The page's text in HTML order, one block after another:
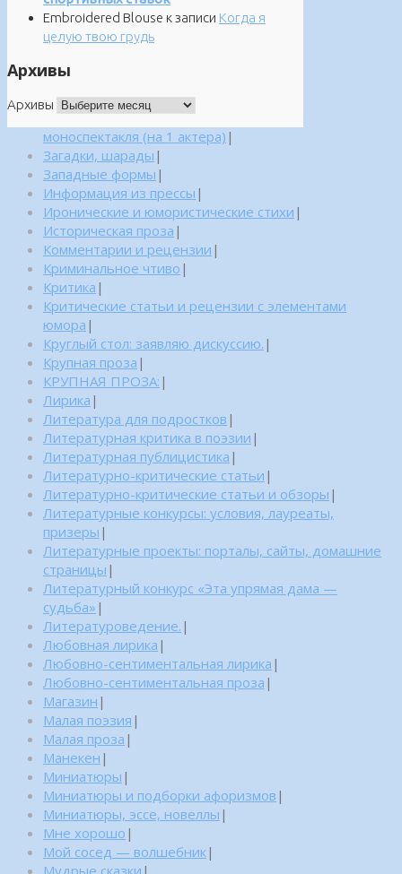
Embroidered Blouse к записи Когда я
целую твою грудь
Архивы
Архивы
моноспектакля (на 1 актера) |
Загадки, шарады |
Западные формы |
Информация из прессы |
Иронические и юмористические стихи |
Историческая проза |
Комментарии и рецензии |
Криминальное чтиво |
Критика |
Критические статьи и рецензии с элементами
юмора |
Круглый стол: заявляю дискуссию. |
Крупная проза |
КРУПНАЯ ПРОЗА: |
Лирика |
Литература для подростков |
Литературная критика в поэзии |
Литературная публицистика |
Литературно-критические статьи |
Литературно-критические статьи и обзоры |
Литературные конкурсы: условия, лауреаты,
призеры |
Литературные проекты: порталы, сайты, домашние
страницы |
Литературный конкурс «Эта упрямая дама —
судьба» |
Литературоведение. |
Любовная лирика |
Любовно-сентиментальная лирика |
Любовно-сентиментальная проза |
Магазин |
Малая поэзия |
Малая проза |
Манекен |
Миниатюры |
Миниатюры и подборки афоризмов |
Миниатюры, эссе, новеллы |
Мне хорошо |
Мой сосед — волшебник|